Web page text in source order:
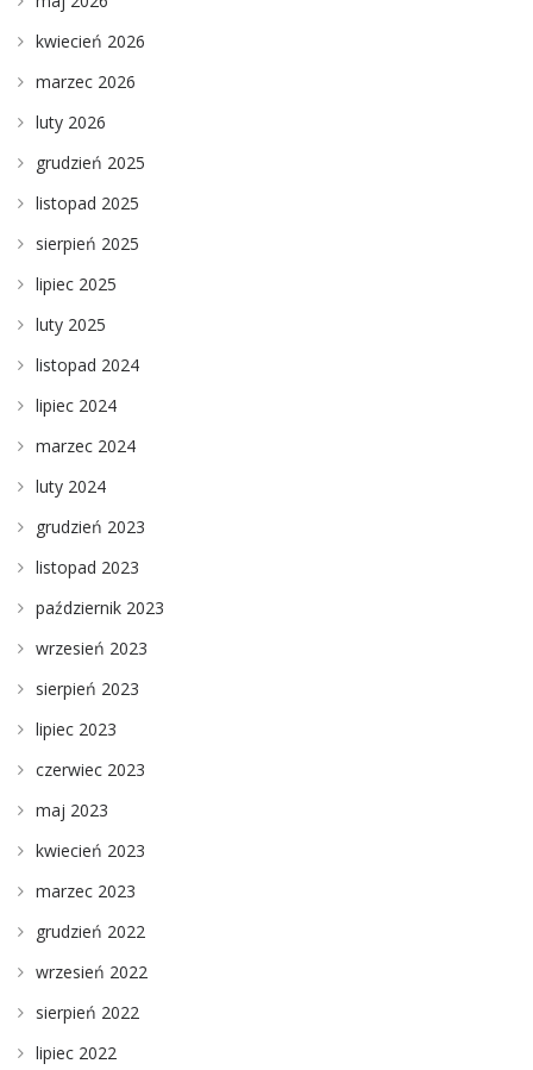
kwiecień 2026
marzec 2026
luty 2026
grudzień 2025
listopad 2025
sierpień 2025
lipiec 2025
luty 2025
listopad 2024
lipiec 2024
marzec 2024
luty 2024
grudzień 2023
listopad 2023
październik 2023
wrzesień 2023
sierpień 2023
lipiec 2023
czerwiec 2023
maj 2023
kwiecień 2023
marzec 2023
grudzień 2022
wrzesień 2022
sierpień 2022
lipiec 2022